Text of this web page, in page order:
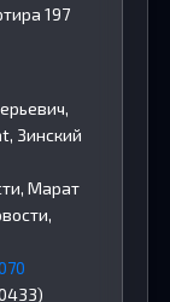
197
Зинский
Марат